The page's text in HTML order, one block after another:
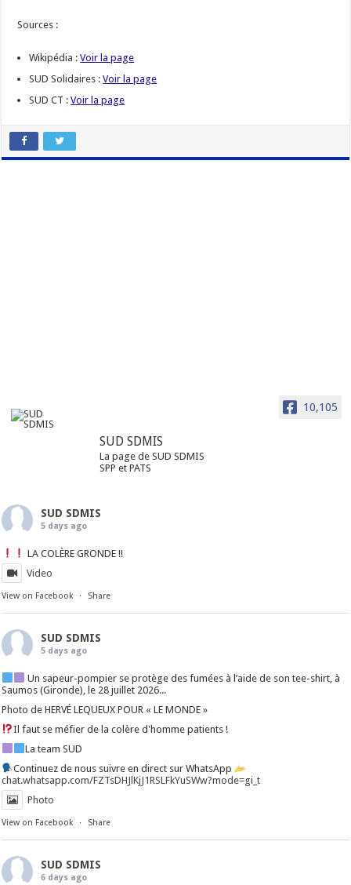
Sources :
Wikipédia :Voir la page
SUD Solidaires :Voir la page
SUD CT :Voir la page
10,105
SUD SDMIS
La page de SUD SDMIS
SPP et PATS
SUD SDMIS
5 days ago
LA COLÈRE GRONDE !!
Video
View on Facebook · Share
SUD SDMIS
5 days ago
Un sapeur-pompier se protège des fumées à l’aide de son tee-shirt, à
Saumos (Gironde), le 28 juillet 2026...
Photo de HERVÉ LEQUEUX POUR « LE MONDE »
Il faut se méfier de la colère d'homme patients !
La team SUD
Continuez de nous suivre en direct sur WhatsApp
chat.whatsapp.com/FZTsDHJlKjJ1RSLFkYuSWw?mode=gi_t
Photo
View on Facebook · Share
SUD SDMIS
6 days ago